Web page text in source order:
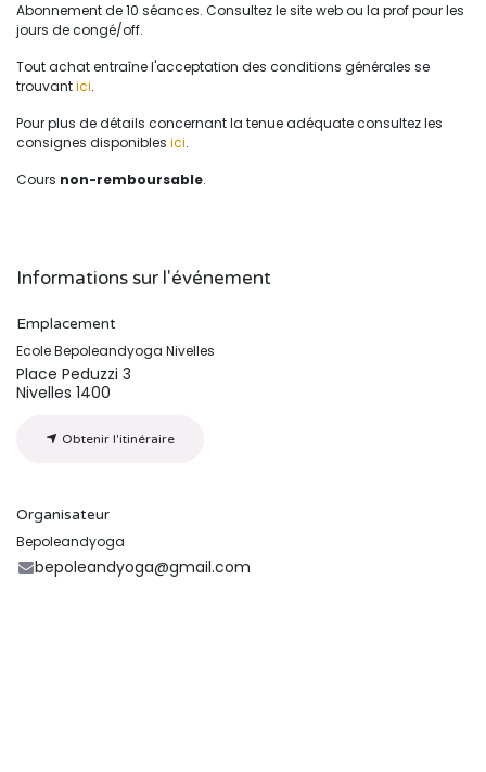
Abonnement de 10 séances. Consultez le site web ou la prof pour les
jours de congé/off.
Tout achat entraîne l'acceptation des conditions générales se
trouvantici.
Pour plus de détails concernant la tenue adéquate consultez les
consignes disponibles ici.
Cours non-remboursable.
Informations sur l'événement
Emplacement
Ecole Bepoleandyoga Nivelles
Place Peduzzi 3
Nivelles 1400
Obtenir l'itinéraire
Organisateur
Bepoleandyoga
bepoleandyoga@gmail.com